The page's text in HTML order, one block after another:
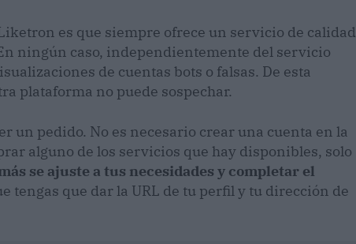
es que siempre ofrece un servicio de calidad
ningún caso, independientemente del servicio
de cuentas bots o falsas. De esta
plataforma no puede sospechar.
un pedido. No es necesario crear una cuenta en la
alguno de los servicios que hay disponibles, solo
se ajuste a tus necesidades y completar el
tengas que dar la URL de tu perfil y tu dirección de